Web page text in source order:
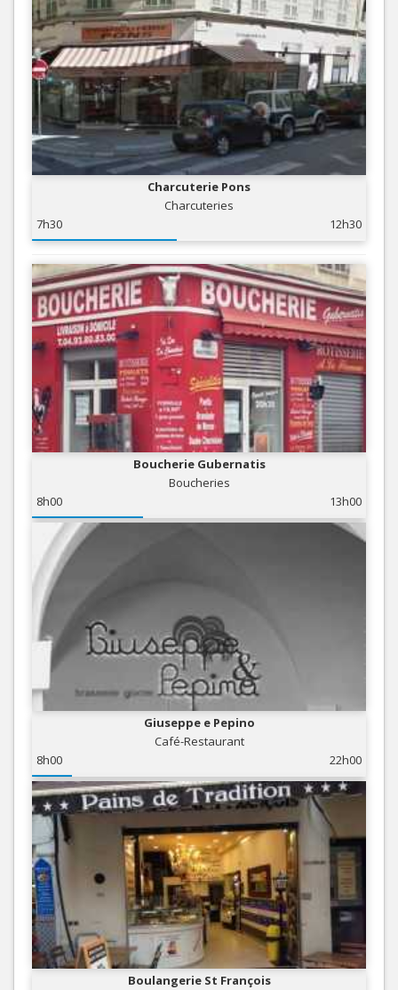
Charcuterie Pons
Charcuteries
7h30
12h30
Boucherie Gubernatis
Boucheries
8h00
13h00
Giuseppe e Pepino
Café-Restaurant
8h00
22h00
Boulangerie St François